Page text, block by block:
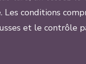
conditions
et le contrôle